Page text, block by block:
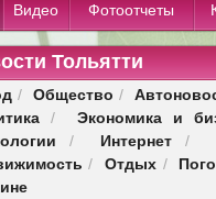
Видео Фотоотчеты
Тольятти
/ Общество /
/
Экономика и
/ Интернет/
/ Отдых /